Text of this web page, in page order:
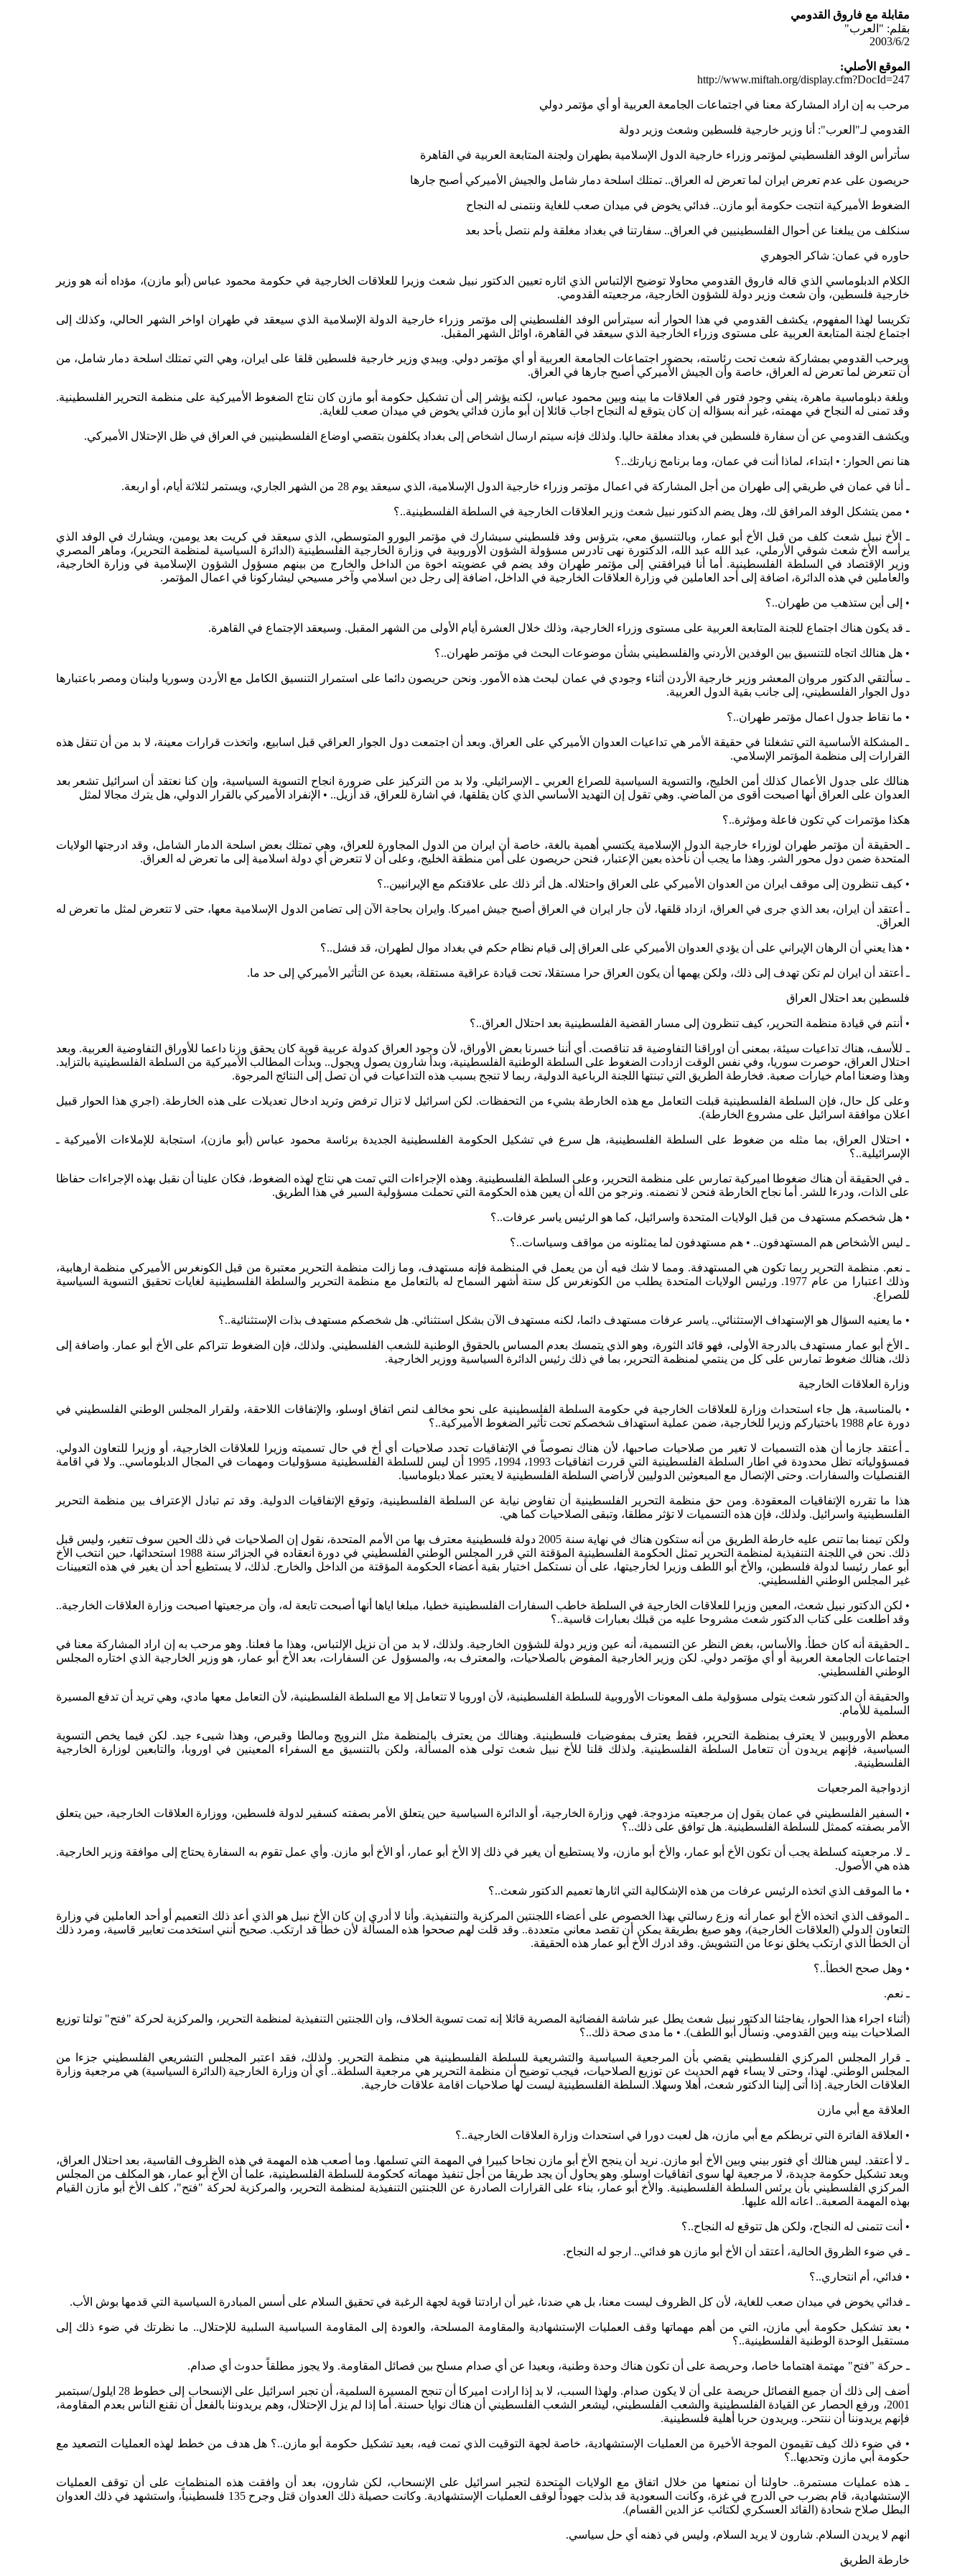
مقابلة مع فاروق القدومي
بقلم: "العرب"
2003/6/2
الموقع الأصلي:
http://www.miftah.org/display.cfm?DocId=247
مرحب به إن اراد المشاركة معنا في اجتماعات الجامعة العربية أو أي مؤتمر دولي
القدومي لـ"العرب": أنا وزير خارجية فلسطين وشعث وزير دولة
سأترأس الوفد الفلسطيني لمؤتمر وزراء خارجية الدول الإسلامية بطهران ولجنة المتابعة العربية في القاهرة
حريصون على عدم تعرض ايران لما تعرض له العراق.. تمتلك اسلحة دمار شامل والجيش الأميركي أصبح جارها
الضغوط الأميركية انتجت حكومة أبو مازن.. فدائي يخوض في ميدان صعب للغاية ونتمنى له النجاح
سنكلف من يبلغنا عن أحوال الفلسطينيين في العراق.. سفارتنا في بغداد مغلقة ولم نتصل بأحد بعد
حاوره في عمان: شاكر الجوهري
الكلام الدبلوماسي الذي قاله فاروق القدومي محاولا توضيح الإلتباس الذي اثاره تعيين الدكتور نبيل شعث وزيرا للعلاقات الخارجية في حكومة محمود عباس (أبو مازن)، مؤداه أنه هو وزير
خارجية فلسطين، وأن شعث وزير دولة للشؤون الخارجية، مرجعيته القدومي.
تكريسا لهذا المفهوم، يكشف القدومي في هذا الحوار أنه سيترأس الوفد الفلسطيني إلى مؤتمر وزراء خارجية الدولة الإسلامية الذي سيعقد في طهران اواخر الشهر الحالي، وكذلك إلى
اجتماع لجنة المتابعة العربية على مستوى وزراء الخارجية الذي سيعقد في القاهرة، اوائل الشهر المقبل.
ويرحب القدومي بمشاركة شعث تحت رئاسته، بحضور اجتماعات الجامعة العربية أو أي مؤتمر دولي. ويبدي وزير خارجية فلسطين قلقا على ايران، وهي التي تمتلك اسلحة دمار شامل، من
أن تتعرض لما تعرض له العراق، خاصة وأن الجيش الأميركي أصبح جارها في العراق.
وبلغة دبلوماسية ماهرة، ينفي وجود فتور في العلاقات ما بينه وبين محمود عباس، لكنه يؤشر إلى أن تشكيل حكومة أبو مازن كان نتاج الضغوط الأميركية على منظمة التحرير الفلسطينية.
وقد تمنى له النجاح في مهمته، غير أنه بسؤاله إن كان يتوقع له النجاح اجاب قائلا إن أبو مازن فدائي يخوض في ميدان صعب للغاية.
ويكشف القدومي عن أن سفارة فلسطين في بغداد مغلقة حاليا. ولذلك فإنه سيتم ارسال اشخاص إلى بغداد يكلفون بتقصي اوضاع الفلسطينيين في العراق في ظل الإحتلال الأميركي.
هنا نص الحوار: • ابتداء، لماذا أنت في عمان، وما برنامج زيارتك..؟
ـ أنا في عمان في طريقي إلى طهران من أجل المشاركة في اعمال مؤتمر وزراء خارجية الدول الإسلامية، الذي سيعقد يوم 28 من الشهر الجاري، ويستمر لثلاثة أيام، أو اربعة.
• ممن يتشكل الوفد المرافق لك، وهل يضم الدكتور نبيل شعث وزير العلاقات الخارجية في السلطة الفلسطينية..؟
ـ الأخ نبيل شعث كلف من قبل الأخ أبو عمار، وبالتنسيق معي، بترؤس وفد فلسطيني سيشارك في مؤتمر اليورو المتوسطي، الذي سيعقد في كريت بعد يومين، ويشارك في الوفد الذي
يرأسه الأخ شعث شوقي الأرملي، عبد الله عبد الله، الدكتورة نهى تادرس مسؤولة الشؤون الأوروبية في وزارة الخارجية الفلسطينية (الدائرة السياسية لمنظمة التحرير)، وماهر المصري
وزير الإقتصاد في السلطة الفلسطينية. أما أنا فيرافقني إلى مؤتمر طهران وفد يضم في عضويته اخوة من الداخل والخارج من بينهم مسؤول الشؤون الإسلامية في وزارة الخارجية،
والعاملين في هذه الدائرة، اضافة إلى أحد العاملين في وزارة العلاقات الخارجية في الداخل، اضافة إلى رجل دين اسلامي وآخر مسيحي ليشاركونا في اعمال المؤتمر.
• إلى أين ستذهب من طهران..؟
ـ قد يكون هناك اجتماع للجنة المتابعة العربية على مستوى وزراء الخارجية، وذلك خلال العشرة أيام الأولى من الشهر المقبل. وسيعقد الإجتماع في القاهرة.
• هل هنالك اتجاه للتنسيق بين الوفدين الأردني والفلسطيني بشأن موضوعات البحث في مؤتمر طهران..؟
ـ سألتقي الدكتور مروان المعشر وزير خارجية الأردن أثناء وجودي في عمان لبحث هذه الأمور. ونحن حريصون دائما على استمرار التنسيق الكامل مع الأردن وسوريا ولبنان ومصر باعتبارها
دول الجوار الفلسطيني، إلى جانب بقية الدول العربية.
• ما نقاط جدول اعمال مؤتمر طهران..؟
ـ المشكلة الأساسية التي تشغلنا في حقيقة الأمر هي تداعيات العدوان الأميركي على العراق. وبعد أن اجتمعت دول الجوار العراقي قبل اسابيع، واتخذت قرارات معينة، لا بد من أن تنقل هذه
القرارات إلى منظمة المؤتمر الإسلامي.
هنالك على جدول الأعمال كذلك أمن الخليج، والتسوية السياسية للصراع العربي ـ الإسرائيلي. ولا بد من التركيز على ضرورة انجاح التسوية السياسية، وإن كنا نعتقد أن اسرائيل تشعر بعد
العدوان على العراق أنها اصبحت أقوى من الماضي. وهي تقول إن التهديد الأساسي الذي كان يقلقها، في اشارة للعراق، قد أزيل.. • الإنفراد الأميركي بالقرار الدولي، هل يترك مجالا لمثل
هكذا مؤتمرات كي تكون فاعلة ومؤثرة..؟
ـ الحقيقة أن مؤتمر طهران لوزراء خارجية الدول الإسلامية يكتسي أهمية بالغة، خاصة أن ايران من الدول المجاورة للعراق، وهي تمتلك بعض اسلحة الدمار الشامل، وقد ادرجتها الولايات
المتحدة ضمن دول محور الشر. وهذا ما يجب أن نأخذه بعين الإعتبار، فنحن حريصون على أمن منطقة الخليج، وعلى أن لا تتعرض أي دولة اسلامية إلى ما تعرض له العراق.
• كيف تنظرون إلى موقف ايران من العدوان الأميركي على العراق واحتلاله. هل أثر ذلك على علاقتكم مع الإيرانيين..؟
ـ أعتقد أن ايران، بعد الذي جرى في العراق، ازداد قلقها، لأن جار ايران في العراق أصبح جيش اميركا. وايران بحاجة الآن إلى تضامن الدول الإسلامية معها، حتى لا تتعرض لمثل ما تعرض له
العراق.
• هذا يعني أن الرهان الإيراني على أن يؤدي العدوان الأميركي على العراق إلى قيام نظام حكم في بغداد موال لطهران، قد فشل..؟
ـ أعتقد أن ايران لم تكن تهدف إلى ذلك، ولكن يهمها أن يكون العراق حرا مستقلا، تحت قيادة عراقية مستقلة، بعيدة عن التأثير الأميركي إلى حد ما.
فلسطين بعد احتلال العراق
• أنتم في قيادة منظمة التحرير، كيف تنظرون إلى مسار القضية الفلسطينية بعد احتلال العراق..؟
ـ للأسف، هناك تداعيات سيئة، بمعنى أن اوراقنا التفاوضية قد تناقصت. أي أننا خسرنا بعض الأوراق، لأن وجود العراق كدولة عربية قوية كان يحقق وزنا داعما للأوراق التفاوضية العربية. وبعد
احتلال العراق، حوصرت سوريا، وفي نفس الوقت ازدادت الضغوط على السلطة الوطنية الفلسطينية، وبدأ شارون يصول ويجول.. وبدأت المطالب الأميركية من السلطة الفلسطينية بالتزايد.
وهذا وضعنا امام خيارات صعبة. فخارطة الطريق التي تبنتها اللجنة الرباعية الدولية، ربما لا تنجح بسبب هذه التداعيات في أن تصل إلى النتائج المرجوة.
وعلى كل حال، فإن السلطة الفلسطينية قبلت التعامل مع هذه الخارطة بشيء من التحفظات. لكن اسرائيل لا تزال ترفض وتريد ادخال تعديلات على هذه الخارطة. (اجري هذا الحوار قبيل
اعلان موافقة اسرائيل على مشروع الخارطة).
• احتلال العراق، بما مثله من ضغوط على السلطة الفلسطينية، هل سرع في تشكيل الحكومة الفلسطينية الجديدة برئاسة محمود عباس (أبو مازن)، استجابة للإملاءات الأميركية ـ
الإسرائيلية..؟
ـ في الحقيقة أن هناك ضغوطا اميركية تمارس على منظمة التحرير، وعلى السلطة الفلسطينية. وهذه الإجراءات التي تمت هي نتاج لهذه الضغوط، فكان علينا أن نقبل بهذه الإجراءات حفاظا
على الذات، ودرءا للشر. أما نجاح الخارطة فنحن لا نضمنه. ونرجو من الله أن يعين هذه الحكومة التي تحملت مسؤولية السير في هذا الطريق.
• هل شخصكم مستهدف من قبل الولايات المتحدة واسرائيل، كما هو الرئيس ياسر عرفات..؟
ـ ليس الأشخاص هم المستهدفون.. • هم مستهدفون لما يمثلونه من مواقف وسياسات..؟
ـ نعم. منظمة التحرير ربما تكون هي المستهدفة. ومما لا شك فيه أن من يعمل في المنظمة فإنه مستهدف، وما زالت منظمة التحرير معتبرة من قبل الكونغرس الأميركي منظمة ارهابية،
وذلك اعتبارا من عام 1977. ورئيس الولايات المتحدة يطلب من الكونغرس كل ستة أشهر السماح له بالتعامل مع منظمة التحرير والسلطة الفلسطينية لغايات تحقيق التسوية السياسية
للصراع.
• ما يعنيه السؤال هو الإستهداف الإستثنائي.. ياسر عرفات مستهدف دائما، لكنه مستهدف الآن بشكل استثنائي. هل شخصكم مستهدف بذات الإستثنائية..؟
ـ الأخ أبو عمار مستهدف بالدرجة الأولى، فهو قائد الثورة، وهو الذي يتمسك بعدم المساس بالحقوق الوطنية للشعب الفلسطيني. ولذلك، فإن الضغوط تتراكم على الأخ أبو عمار. واضافة إلى
ذلك، هنالك ضغوط تمارس على كل من ينتمي لمنظمة التحرير، بما في ذلك رئيس الدائرة السياسية ووزير الخارجية.
وزارة العلاقات الخارجية
• بالمناسبة، هل جاء استحداث وزارة للعلاقات الخارجية في حكومة السلطة الفلسطينية على نحو مخالف لنص اتفاق اوسلو، والإتفاقات اللاحقة، ولقرار المجلس الوطني الفلسطيني في
دورة عام 1988 باختياركم وزيرا للخارجية، ضمن عملية استهداف شخصكم تحت تأثير الضغوط الأميركية..؟
ـ أعتقد جازما أن هذه التسميات لا تغير من صلاحيات صاحبها، لأن هناك نصوصاً في الإتفاقيات تحدد صلاحيات أي أخ في حال تسميته وزيرا للعلاقات الخارجية، أو وزيرا للتعاون الدولي.
فمسؤولياته تظل محدودة في اطار السلطة الفلسطينية التي قررت اتفاقيات 1993، 1994، 1995 أن ليس للسلطة الفلسطينية مسؤوليات ومهمات في المجال الدبلوماسي.. ولا في اقامة
القنصليات والسفارات. وحتى الإتصال مع المبعوثين الدوليين لأراضي السلطة الفلسطينية لا يعتبر عملا دبلوماسيا.
هذا ما تقرره الإتفاقيات المعقودة. ومن حق منظمة التحرير الفلسطينية أن تفاوض نيابة عن السلطة الفلسطينية، وتوقع الإتفاقيات الدولية. وقد تم تبادل الإعتراف بين منظمة التحرير
الفلسطينية واسرائيل. ولذلك، فإن هذه التسميات لا تؤثر مطلقا، وتبقى الصلاحيات كما هي.
ولكن تيمنا بما تنص عليه خارطة الطريق من أنه ستكون هناك في نهاية سنة 2005 دولة فلسطينية معترف بها من الأمم المتحدة، نقول إن الصلاحيات في ذلك الحين سوف تتغير، وليس قبل
ذلك. نحن في اللجنة التنفيذية لمنظمة التحرير تمثل الحكومة الفلسطينية المؤقتة التي قرر المجلس الوطني الفلسطيني في دورة انعقاده في الجزائر سنة 1988 استحداثها، حين انتخب الأخ
أبو عمار رئيسا لدولة فلسطين، والأخ أبو اللطف وزيرا لخارجيتها، على أن نستكمل اختيار بقية أعضاء الحكومة المؤقتة من الداخل والخارج. لذلك، لا يستطيع أحد أن يغير في هذه التعيينات
غير المجلس الوطني الفلسطيني.
• لكن الدكتور نبيل شعث، المعين وزيرا للعلاقات الخارجية في السلطة خاطب السفارات الفلسطينية خطيا، مبلغا اياها أنها أصبحت تابعة له، وأن مرجعيتها اصبحت وزارة العلاقات الخارجية..
وقد اطلعت على كتاب الدكتور شعث مشروحا عليه من قبلك بعبارات قاسية..؟
ـ الحقيقة أنه كان خطأ. والأساس، بغض النظر عن التسمية، أنه عين وزير دولة للشؤون الخارجية. ولذلك، لا بد من أن نزيل الإلتباس، وهذا ما فعلنا. وهو مرحب به إن اراد المشاركة معنا في
اجتماعات الجامعة العربية أو أي مؤتمر دولي. لكن وزير الخارجية المفوض بالصلاحيات، والمعترف به، والمسؤول عن السفارات، بعد الأخ أبو عمار، هو وزير الخارجية الذي اختاره المجلس
الوطني الفلسطيني.
والحقيقة أن الدكتور شعث يتولى مسؤولية ملف المعونات الأوروبية للسلطة الفلسطينية، لأن اوروبا لا تتعامل إلا مع السلطة الفلسطينية، لأن التعامل معها مادي، وهي تريد أن تدفع المسيرة
السلمية للأمام.
معظم الأوروبيين لا يعترف بمنظمة التحرير، فقط يعترف بمفوضيات فلسطينية. وهنالك من يعترف بالمنظمة مثل النرويج ومالطا وقبرص، وهذا شيىء جيد. لكن فيما يخص التسوية
السياسية، فإنهم يريدون أن تتعامل السلطة الفلسطينية. ولذلك قلنا للأخ نبيل شعث تولى هذه المسألة، ولكن بالتنسيق مع السفراء المعينين في اوروبا، والتابعين لوزارة الخارجية
الفلسطينية.
ازدواجية المرجعيات
• السفير الفلسطيني في عمان يقول إن مرجعيته مزدوجة. فهي وزارة الخارجية، أو الدائرة السياسية حين يتعلق الأمر بصفته كسفير لدولة فلسطين، ووزارة العلاقات الخارجية، حين يتعلق
الأمر بصفته كممثل للسلطة الفلسطينية. هل توافق على ذلك..؟
ـ لا. مرجعيته كسلطة يجب أن تكون الأخ أبو عمار، والأخ أبو مازن، ولا يستطيع أن يغير في ذلك إلا الأخ أبو عمار، أو الأخ أبو مازن. وأي عمل تقوم به السفارة يحتاج إلى موافقة وزير الخارجية.
هذه هي الأصول.
• ما الموقف الذي اتخذه الرئيس عرفات من هذه الإشكالية التي اثارها تعميم الدكتور شعث..؟
ـ الموقف الذي اتخذه الأخ أبو عمار أنه وزع رسالتي بهذا الخصوص على أعضاء اللجنتين المركزية والتنفيذية. وأنا لا أدري إن كان الأخ نبيل هو الذي أعد ذلك التعميم أو أحد العاملين في وزارة
التعاون الدولي (العلاقات الخارجية)، وهو صيغ بطريقة يمكن أن تقصد معاني متعددة.. وقد قلت لهم صححوا هذه المسألة لأن خطأ قد ارتكب. صحيح أنني استخدمت تعابير قاسية، ومرد ذلك
أن الخطأ الذي ارتكب يخلق نوعا من التشويش. وقد ادرك الأخ أبو عمار هذه الحقيقة.
• وهل صحح الخطأ..؟
ـ نعم.
(أثناء اجراء هذا الحوار، يفاجئنا الدكتور نبيل شعث يطل عبر شاشة الفضائية المصرية قائلا إنه تمت تسوية الخلاف، وان اللجنتين التنفيذية لمنظمة التحرير، والمركزية لحركة "فتح" تولتا توزيع
الصلاحيات بينه وبين القدومي. ونسأل أبو اللطف). • ما مدى صحة ذلك..؟
ـ قرار المجلس المركزي الفلسطيني يقضي بأن المرجعية السياسية والتشريعية للسلطة الفلسطينية هي منظمة التحرير. ولذلك، فقد اعتبر المجلس التشريعي الفلسطيني جزءا من
المجلس الوطني. لهذا، وحتى لا يساء فهم الحديث عن توزيع الصلاحيات، فيجب توضيح أن منظمة التحرير هي مرجعية السلطة.. أي أن وزارة الخارجية (الدائرة السياسية) هي مرجعية وزارة
العلاقات الخارجية. إذا أتى إلينا الدكتور شعث، أهلا وسهلا. السلطة الفلسطينية ليست لها صلاحيات اقامة علاقات خارجية.
العلاقة مع أبي مازن
• العلاقة الفاترة التي تربطكم مع أبي مازن، هل لعبت دورا في استحداث وزارة العلاقات الخارجية..؟
ـ لا أعتقد. ليس هنالك أي فتور بيني وبين الأخ أبو مازن. نريد أن ينجح الأخ أبو مازن نجاحا كبيرا في المهمة التي تسلمها. وما أصعب هذه المهمة في هذه الظروف القاسية، بعد احتلال العراق،
وبعد تشكيل حكومة جديدة، لا مرجعية لها سوى اتفاقيات اوسلو. وهو يحاول أن يجد طريقا من أجل تنفيذ مهماته كحكومة للسلطة الفلسطينية، علما أن الأخ أبو عمار، هو المكلف من المجلس
المركزي الفلسطيني بأن يرئس السلطة الفلسطينية. والأخ أبو عمار، بناء على القرارات الصادرة عن اللجنتين التنفيذية لمنظمة التحرير، والمركزية لحركة "فتح"، كلف الأخ أبو مازن القيام
بهذه المهمة الصعبة.. اعانه الله عليها.
• أنت تتمنى له النجاح، ولكن هل تتوقع له النجاح..؟
ـ في ضوء الظروق الحالية، أعتقد أن الأخ أبو مازن هو فدائي.. ارجو له النجاح.
• فدائي، أم انتحاري..؟
ـ فدائي يخوض في ميدان صعب للغاية، لأن كل الظروف ليست معنا، بل هي ضدنا، غير أن ارادتنا قوية لجهة الرغبة في تحقيق السلام على أسس المبادرة السياسية التي قدمها بوش الأب.
• بعد تشكيل حكومة أبي مازن، التي من أهم مهماتها وقف العمليات الإستشهادية والمقاومة المسلحة، والعودة إلى المقاومة السياسية السلبية للإحتلال.. ما نظرتك في ضوء ذلك إلى
مستقبل الوحدة الوطنية الفلسطينية..؟
ـ حركة "فتح" مهتمة اهتماما خاصا، وحريصة على أن تكون هناك وحدة وطنية، وبعيدا عن أي صدام مسلح بين فصائل المقاومة. ولا يجوز مطلقاً حدوث أي صدام.
أضف إلى ذلك أن جميع الفصائل حريصة على أن لا يكون صدام. ولهذا السبب، لا بد إذا ارادت اميركا أن تنجح المسيرة السلمية، أن تجبر اسرائيل على الإنسحاب إلى خطوط 28 ايلول/سبتمبر
2001، ورفع الحصار عن القيادة الفلسطينية والشعب الفلسطيني، ليشعر الشعب الفلسطيني أن هناك نوايا حسنة. أما إذا لم يزل الإحتلال، وهم يريدوننا بالفعل أن نقنع الناس بعدم المقاومة،
فإنهم يريدوننا أن ننتحر.. ويريدون حربا أهلية فلسطينية.
• في ضوء ذلك كيف تقيمون الموجة الأخيرة من العمليات الإستشهادية، خاصة لجهة التوقيت الذي تمت فيه، بعيد تشكيل حكومة أبو مازن..؟ هل هدف من خطط لهذه العمليات التصعيد مع
حكومة أبي مازن وتحديها..؟
ـ هذه عمليات مستمرة.. حاولنا أن نمنعها من خلال اتفاق مع الولايات المتحدة لتجبر اسرائيل على الإنسحاب، لكن شارون، بعد أن وافقت هذه المنظمات على أن توقف العمليات
الإستشهادية، قام بضرب حي الدرج في غزة، وكانت السعودية قد بذلت جهوداً لوقف العمليات الإستشهادية. وكانت حصيلة ذلك العدوان قتل وجرح 135 فلسطينياً، واستشهد في ذلك العدوان
البطل صلاح شحادة (القائد العسكري لكتائب عز الدين القسام).
انهم لا يريدن السلام. شارون لا يريد السلام، وليس في ذهنه أي حل سياسي.
خارطة الطريق